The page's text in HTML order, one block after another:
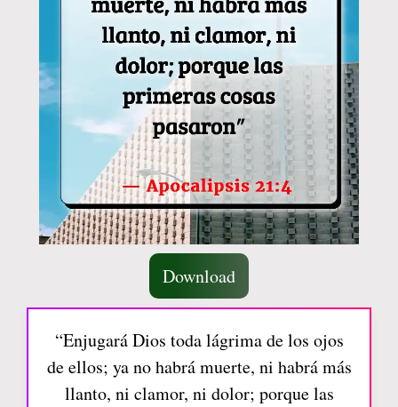
Download
“Enjugará Dios toda lágrima de los ojos
de ellos; ya no habrá muerte, ni habrá más
llanto, ni clamor, ni dolor; porque las